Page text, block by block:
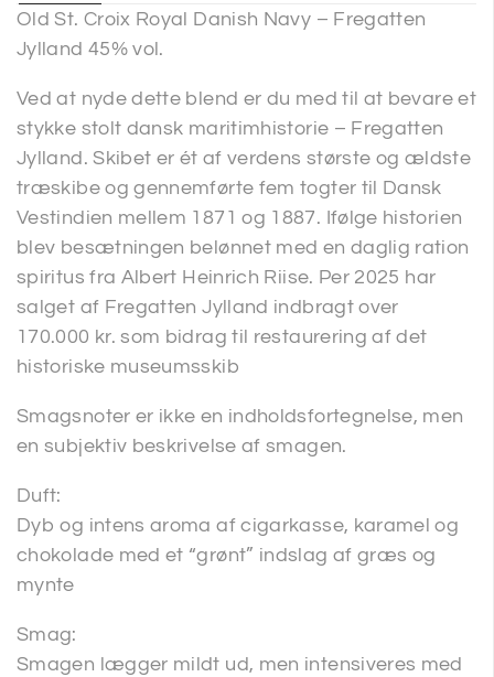
Old St. Croix Royal Danish Navy – Fregatten
Jylland 45% vol.
Ved at nyde dette blend er du med til at bevare et
stykke stolt dansk maritimhistorie – Fregatten
Jylland. Skibet er ét af verdens største og ældste
træskibe og gennemførte fem togter til Dansk
Vestindien mellem 1871 og 1887. Ifølge historien
blev besætningen belønnet med en daglig ration
spiritus fra Albert Heinrich Riise. Per 2025 har
salget af Fregatten Jylland indbragt over
170.000 kr. som bidrag til restaurering af det
historiske museumsskib
Smagsnoter er ikke en indholdsfortegnelse, men
en subjektiv beskrivelse af smagen.
Duft:
Dyb og intens aroma af cigarkasse, karamel og
chokolade med et “grønt” indslag af græs og
mynte
Smag:
Smagen lægger mildt ud, men intensiveres med